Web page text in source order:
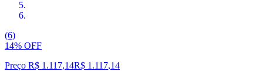
(6)
14% OFF
Preço R$ 1.117,14R$ 1.117,14